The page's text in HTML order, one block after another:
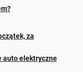
za
auto elektryczne